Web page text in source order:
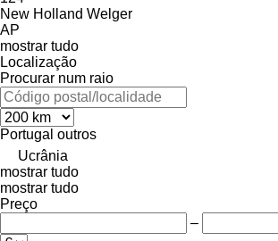
New Holland Welger
AP
mostrar tudo
Localização
Procurar num raio
Portugal outros
Ucrânia
mostrar tudo
mostrar tudo
Preço
–